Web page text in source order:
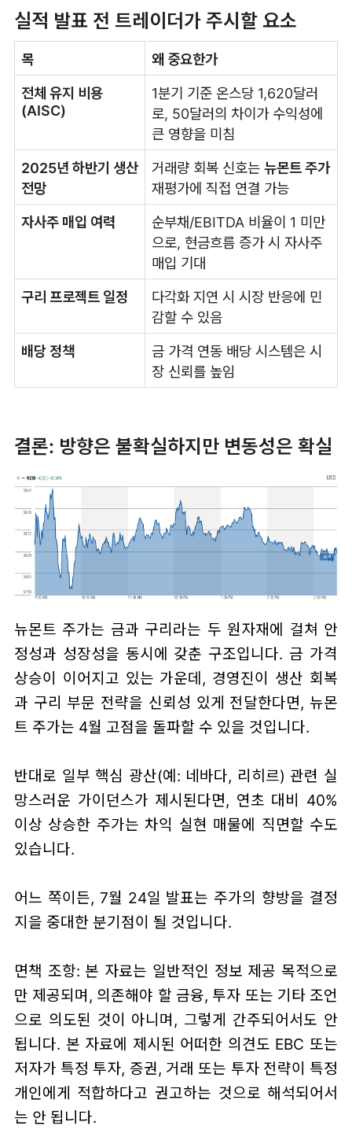
실적 발표 전 트레이더가 주시할 요소
목 왜 중요한가
전체 유지 비용
(AISC)
1분기 기준 온스당 1,620달러
로, 50달러의 차이가 수익성에
큰 영향을 미침
2025년 하반기 생산
전망
거래량 회복 신호는 뉴몬트 주가
재평가에 직접 연결 가능
자사주 매입 여력
순부채/EBITDA 비율이 1 미만
으로, 현금흐름 증가 시 자사주
매입 기대
구리 프로젝트 일정
다각화 지연 시 시장 반응에 민
감할 수 있음
배당 정책
금 가격 연동 배당 시스템은 시
장 신뢰를 높임
결론: 방향은 불확실하지만 변동성은 확실
뉴몬트 주가는 금과 구리라는 두 원자재에 걸쳐 안
정성과 성장성을 동시에 갖춘 구조입니다. 금 가격
상승이 이어지고 있는 가운데, 경영진이 생산 회복
과 구리 부문 전략을 신뢰성 있게 전달한다면, 뉴몬
트 주가는 4월 고점을 돌파할 수 있을 것입니다.
반대로 일부 핵심 광산(예: 네바다, 리히르) 관련 실
망스러운 가이던스가 제시된다면, 연초 대비 40%
이상 상승한 주가는 차익 실현 매물에 직면할 수도
있습니다.
어느 쪽이든, 7월 24일 발표는 주가의 향방을 결정
지을 중대한 분기점이 될 것입니다.
면책 조항: 본 자료는 일반적인 정보 제공 목적으로
만 제공되며, 의존해야 할 금융, 투자 또는 기타 조언
으로 의도된 것이 아니며, 그렇게 간주되어서도 안
됩니다. 본 자료에 제시된 어떠한 의견도 EBC 또는
저자가 특정 투자, 증권, 거래 또는 투자 전략이 특정
개인에게 적합하다고 권고하는 것으로 해석되어서
는 안 됩니다.